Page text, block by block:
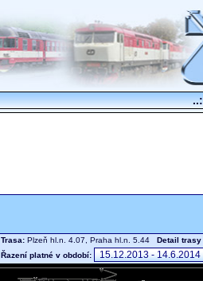
Trasa: Plzeň hl.n. 4.07, Praha hl.n. 5.44 Detail trasy
Řazení platné v období: